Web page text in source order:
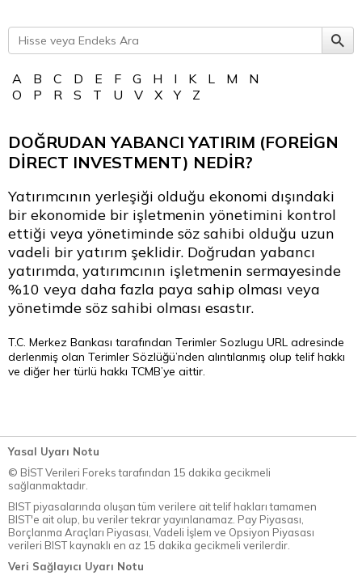
A B C D E F G H I K L M
N
O
P R S T U V X Y Z
DOĞRUDAN YABANCI YATIRIM (FOREİGN
DİRECT INVESTMENT) NEDİR?
Yatırımcının yerleşiği olduğu ekonomi dışındaki
bir ekonomide bir işletmenin yönetimini kontrol
ettiği veya yönetiminde söz sahibi olduğu uzun
vadeli bir yatırım şeklidir. Doğrudan yabancı
yatırımda, yatırımcının işletmenin sermayesinde
%10 veya daha fazla paya sahip olması veya
yönetimde söz sahibi olması esastır.
T.C. Merkez Bankası tarafından Terimler Sozlugu URL adresinde
derlenmiş olan Terimler Sözlüğü’nden alıntılanmış olup telif hakkı
ve diğer her türlü hakkı TCMB’ye aittir.
Yasal Uyarı Notu
© BİST Verileri Foreks tarafından 15 dakika gecikmeli
sağlanmaktadır.
BIST piyasalarında oluşan tüm verilere ait telif hakları tamamen
BIST'e ait olup, bu veriler tekrar yayınlanamaz. Pay Piyasası,
Borçlanma Araçları Piyasası, Vadeli İşlem ve Opsiyon Piyasası
verileri BIST kaynaklı en az 15 dakika gecikmeli verilerdir.
Veri Sağlayıcı Uyarı Notu